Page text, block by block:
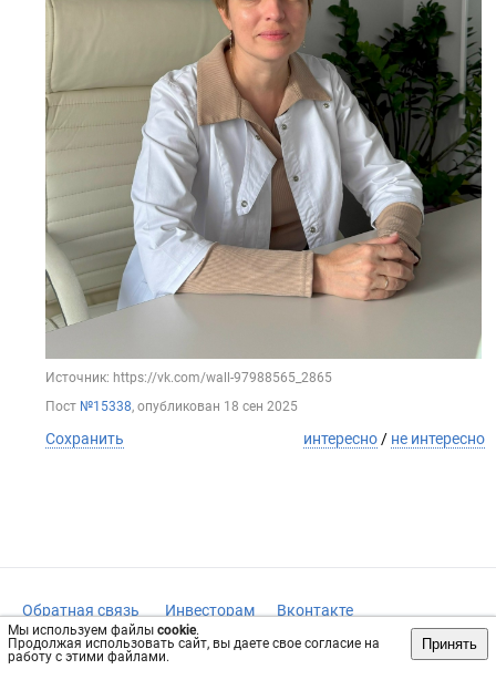
Мы используем файлы cookie.
Продолжая использовать сайт, вы даете свое согласие на
работу с этими файлами.
Принять
Источник: https://vk.com/wall-97988565_2865
Пост №15338, опубликован 18 сен 2025
Сохранить интересно/ не интересно
Обратная связь Инвесторам
Вконтакте
vrachi42.ru, 2019-2026 гг.
Имеются противопоказания, требуется консультация